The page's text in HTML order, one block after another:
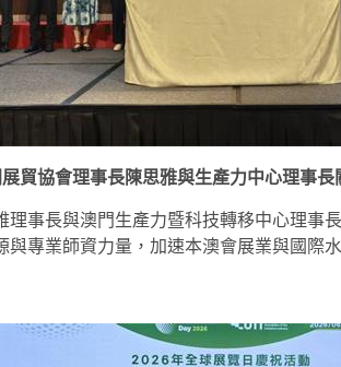
貿協會理事長陳思雅與生產力中心理事
理事長與澳門生產力暨科技轉移中心理事
與專業師資力量，加速本澳會展業與國際